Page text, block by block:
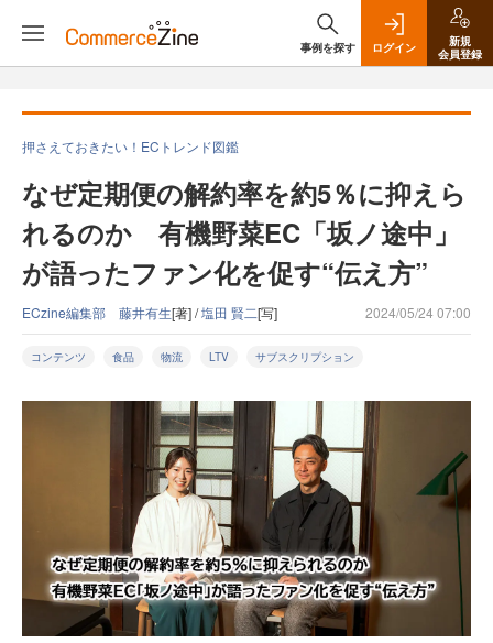
事例を探す ログイン
新規
会員登録
押さえておきたい！ECトレンド図鑑
なぜ定期便の解約率を約5％に抑えら
れるのか 有機野菜EC「坂ノ途中」
が語ったファン化を促す“伝え方”
ECzine編集部 藤井有生[著] /塩田 賢二[写] 2024/05/24 07:00
コンテンツ 食品 物流 LTV サブスクリプション